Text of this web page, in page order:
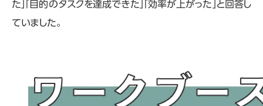
た」「目的のタスクを達成できた」「効率が上がった」と回答し
ていました。